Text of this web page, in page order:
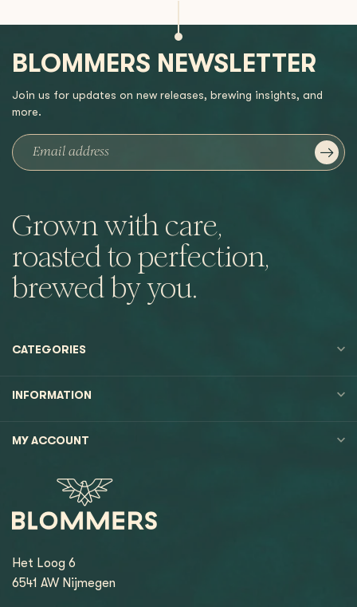
Grown with care,
roasted to perfection,
brewed by you.
BLOMMERS NEWSLETTER
Join us for updates on new releases, brewing insights, and
more.
CATEGORIES
INFORMATION
MY ACCOUNT
Het Loog 6
6541 AW Nijmegen